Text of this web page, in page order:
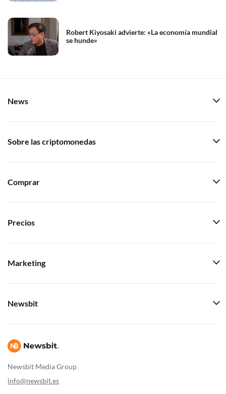
Robert Kiyosaki advierte: «La economía mundial
se hunde»
Newsbit Media Group
info@newsbit.es
News
Sobre las criptomonedas
Comprar
Precios
Marketing
Newsbit